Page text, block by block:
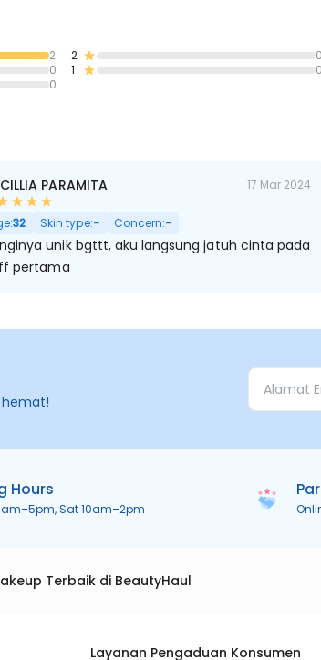
2
0
0
2
0
1
0
PARAMITA 17 Mar 2024
32 Skin type:- Concern:-
unik bgttt, aku langsung jatuh cinta pada
pertama
Hours
Sat 10am–2pm
Terbaik di BeautyHaul
Layanan Pengaduan Konsumen